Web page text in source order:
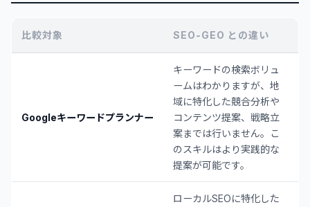
比較対象 SEO-GEO との違い
Googleキーワードプランナー
キーワードの検索ボリュ
ームはわかりますが、地
域に特化した競合分析や
コンテンツ提案、戦略立
案までは行いません。こ
のスキルはより実践的な
提案が可能です。
ローカルSEOに特化した